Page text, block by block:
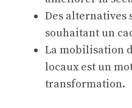
Des alternatives
souhaitant un
La mobilisation
locaux est un
transformation.